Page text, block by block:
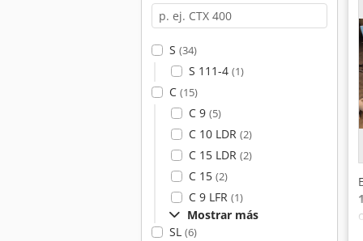
S (34)
S 111-4 (1)
C (15)
C 9 (5)
C 10 LDR (2)
C 15 LDR (2)
C 15 (2)
C 9 LFR (1)
Mostrar más
SL (6)